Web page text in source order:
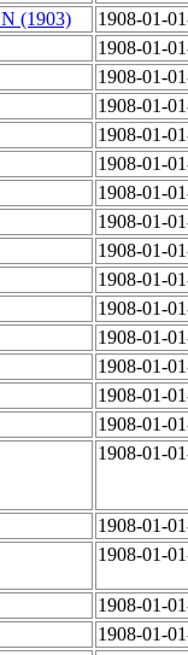
(1903)
1908-01-
1908-01-
1908-01-
1908-01-
1908-01-
1908-01-
1908-01-
1908-01-
1908-01-
1908-01-
1908-01-
1908-01-
1908-01-
1908-01-
1908-01-
1908-01-
1908-01-
1908-01-
1908-01-
1908-01-